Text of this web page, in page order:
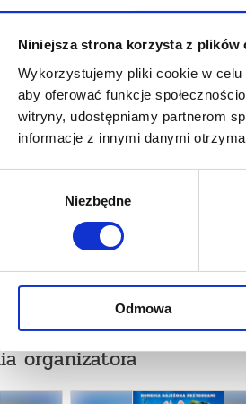
Niniejsza strona korzysta z plików
Wykorzystujemy pliki cookie w celu
aby oferować funkcje
witryny, udostępniamy partnerom
informacje z innymi danymi
Niezbędne
Odmowa
organizatora